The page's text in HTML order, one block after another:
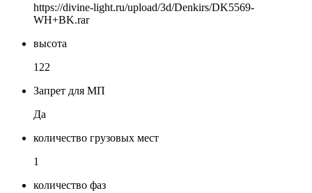
https://divine-light.ru/upload/3d/Denkirs/DK5569-
WH+BK.rar
высота
122
Запрет для МП
Да
количество грузовых мест
1
количество фаз